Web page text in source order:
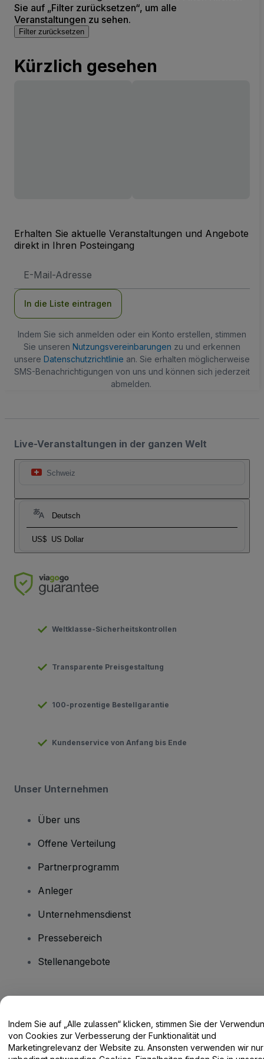
Sie auf „Filter zurücksetzen“, um alle
Veranstaltungen zu sehen.
Filter zurücksetzen
Kürzlich gesehen
Erhalten Sie aktuelle Veranstaltungen und Angebote
direkt in Ihren Posteingang
Mail-
In die Liste eintragen
Indem Sie sich anmelden oder ein Konto erstellen, stimmen
Sie unseren Nutzungsvereinbarungen zu und erkennen
unsere Datenschutzrichtlinie an. Sie erhalten möglicherweise
SMS-Benachrichtigungen von uns und können sich jederzeit
abmelden.
Live-Veranstaltungen in der ganzen Welt
Schweiz
Deutsch
US$ US Dollar
Weltklasse-Sicherheitskontrollen
Transparente Preisgestaltung
100-prozentige Bestellgarantie
Kundenservice von Anfang bis Ende
Unser Unternehmen
Über uns
Offene Verteilung
Partnerprogramm
Anleger
Unternehmensdienst
Pressebereich
Stellenangebote
Hilfe-Center / Kontakt
Indem Sie auf „Alle zulassen“ klicken, stimmen Sie der
von Cookies zur Verbesserung der Funktionalität und
Marketingrelevanz der Website zu. Ansonsten verwenden wir nur